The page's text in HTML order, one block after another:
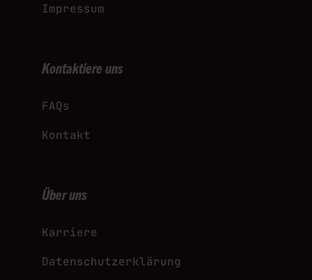
Impressum
Kontaktiere uns
FAQs
Kontakt
Über uns
Karriere
Datenschutzerklärung